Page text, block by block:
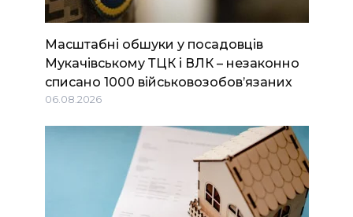
Масштабні обшуки у посадовців
Мукачівському ТЦК і ВЛК – незаконно
списано 1000 військовозобов’язаних
06.08.2026